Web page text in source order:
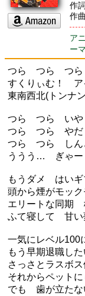
作
作
ア
ーマ
つら つら つら
すくりぃむ！ ア
東南西北(トンナ
つら つら い
つら つら や
つら つら しん
ううう… ぎゃー
もうダメ はい
頭から煙がモック
エリートな同期
ふて寝して 甘い
一気にレベル100
もう早期退職し
さっさとラスボス
それからペット
でも 歯が立た